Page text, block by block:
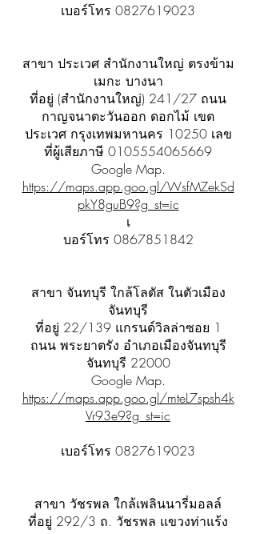
เบอร์โทร 0827619023
สาขา ประเวศ สำนักงานใหญ่ ตรงข้าม
เมกะ บางนา
ที่อยู่ (สำนักงานใหญ่) 241/27 ถนน
กาญจนาตะวันออก ดอกไม้ เขต
ประเวศ กรุงเทพมหานคร 10250 เลข
ที่ผู้เสียภาษี 0105554065669
Google Map.
https://maps.app.goo.gl/WsfMZekSd
pkY8guB9?g_st=ic
เ
บอร์โทร 0867851842
สาขา จันทบุรี ใกล้โลตัส ในตัวเมือง
จันทบุรี
ที่อยู่ 22/139 แกรนด์วิลล่าซอย 1
ถนน พระยาตรัง อำเภอเมืองจันทบุรี
จันทบุรี 22000
Google Map.
https://maps.app.goo.gl/mteL7spsh4k
Vr93e9?g_st=ic
เบอร์โทร 0827619023
สาขา วัชรพล ใกล้เพลินนารี่มอลล์
ที่อยู่ 292/3 ถ. วัชรพล แขวงท่าแร้ง